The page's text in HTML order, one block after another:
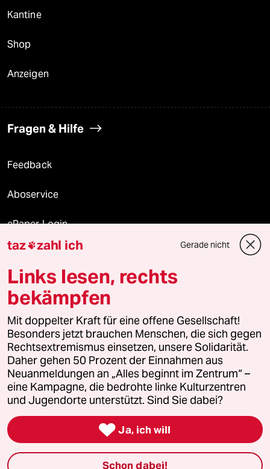
Kantine
Shop
Anzeigen
Fragen & Hilfe
Feedback
Aboservice
ePaper Login
Downloads für Abonnierende
© 2026 taz Verlags und Vertriebs GmbH
Alle Rechte vorbehalten. Bei rechtlichen Fragen oder für Genehmigungen
wenden Sie sich bitte an
lizenzen@taz.de
Feedback Redaktionsstatut Kommune-Richtlinien
Leitlinie Informant Datenschutz Impressum AGB
Seitenwende Einwilligungen widerrufen (Ads)
taz zahl ich Gerade nicht
Links lesen, rechts
bekämpfen
Mit doppelter Kraft für eine offene Gesellschaft!
Besonders jetzt brauchen Menschen, die sich gegen
Rechtsextremismus einsetzen, unsere Solidarität.
Daher gehen 50 Prozent der Einnahmen aus
Neuanmeldungen an „Alles beginnt im Zentrum“ –
eine Kampagne, die bedrohte linke Kulturzentren
und Jugendorte unterstützt. Sind Sie dabei?
 Ja, ich will
Schon dabei!